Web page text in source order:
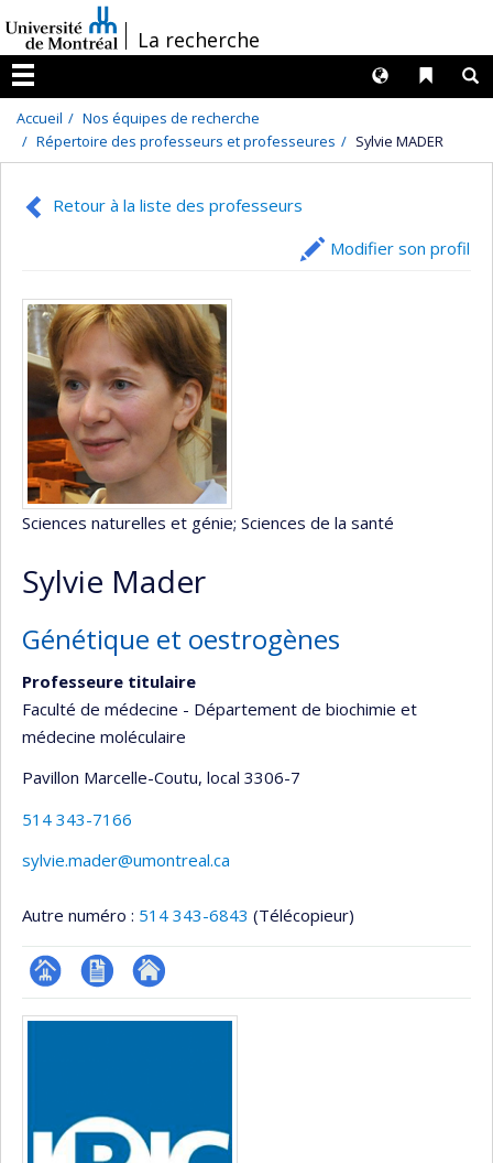
au
contenu
/La recherche
Menu
Liens
Langues
Accueil
Nos équipes de recherche
Répertoire des professeurs et professeures
Sylvie MADER
Retour à la liste des professeurs
Modifier son profil
Sciences naturelles et génie; Sciences de la santé
Sylvie Mader
Génétique et oestrogènes
Professeure titulaire
Faculté de médecine - Département de biochimie et
médecine moléculaire
Pavillon Marcelle-Coutu, local 3306-7
514 343-7166
sylvie.mader@umontreal.ca
Autre numéro : 514 343-6843 (Télécopieur)
Page CV
Autre
Médias